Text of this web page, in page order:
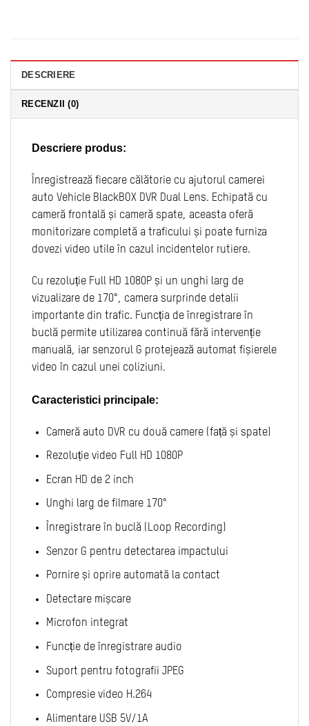
DESCRIERE
RECENZII (0)
Descriere produs:
Înregistrează fiecare călătorie cu ajutorul camerei
auto Vehicle BlackBOX DVR Dual Lens. Echipată cu
cameră frontală și cameră spate, aceasta oferă
monitorizare completă a traficului și poate furniza
dovezi video utile în cazul incidentelor rutiere.
Cu rezoluție Full HD 1080P și un unghi larg de
vizualizare de 170°, camera surprinde detalii
importante din trafic. Funcția de înregistrare în
buclă permite utilizarea continuă fără intervenție
manuală, iar senzorul G protejează automat fișierele
video în cazul unei coliziuni.
Caracteristici principale:
Cameră auto DVR cu două camere (față și spate)
Rezoluție video Full HD 1080P
Ecran HD de 2 inch
Unghi larg de filmare 170°
Înregistrare în buclă (Loop Recording)
Senzor G pentru detectarea impactului
Pornire și oprire automată la contact
Detectare mișcare
Microfon integrat
Funcție de înregistrare audio
Suport pentru fotografii JPEG
Compresie video H.264
Alimentare USB 5V/1A